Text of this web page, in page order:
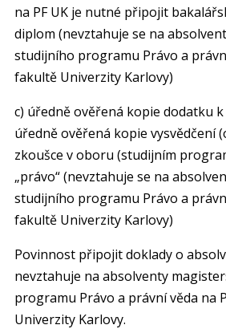
na PF UK je nutné připojit
diplom (nevztahuje se na
studijního programu Právo a
fakultě Univerzity Karlovy)
c) úředně ověřená kopie dodatku
úředně ověřená kopie vysvědčení
zkoušce v oboru (studijním
„právo“ (nevztahuje se na
studijního programu Právo a
fakultě Univerzity Karlovy)
Povinnost připojit doklady o
nevztahuje na absolventy
programu Právo a právní věda na
Univerzity Karlovy.